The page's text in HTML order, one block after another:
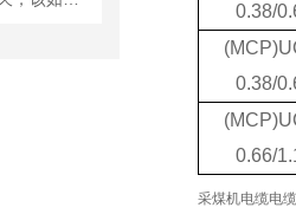
0.38/
0.38/
0.66/
采煤机电缆电